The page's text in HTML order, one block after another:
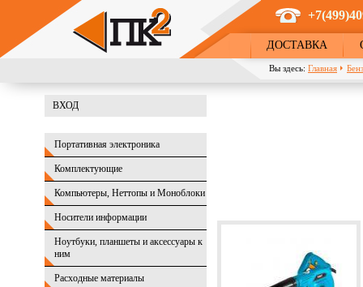
Перейти к основному содержанию
ДОСТАВКА
Вы здесь: Главная
ВХОД
Портативная электроника
Комплектующие
Компьютеры, Неттопы и Моноблоки
Носители информации
Ноутбуки, планшеты и аксессуары к
ним
Расходные материалы